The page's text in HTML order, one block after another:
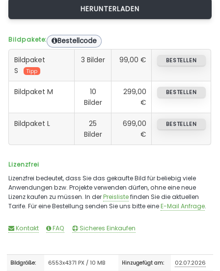
Bildpakete: Bestellcode
Bildpaket
S
Tipp
3 Bilder 99,00 € BESTELLEN
Bildpaket M
10
Bilder
299,00
€
BESTELLEN
Bildpaket L
25
Bilder
699,00
€
BESTELLEN
Lizenzfrei
Lizenzfrei bedeutet, dass Sie das gekaufte Bild für beliebig viele
Anwendungen bzw. Projekte verwenden dürfen, ohne eine neue
Lizenz kaufen zu müssen. In derPreislistefinden Sie die aktuellen
Tarife. Für eine Bestellung senden Sie uns bitte eineE-Mail Anfrage.
Kontakt FAQ Sicheres Einkaufen
Bildgröße: 6553x4371 PX / 10 MB Hinzugefügt am: 02.07.2026